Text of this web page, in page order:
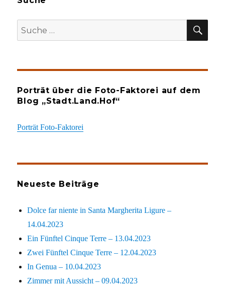
Suche
nach:
Porträt über die Foto-Faktorei auf dem
Blog „Stadt.Land.Hof“
Porträt Foto-Faktorei
Neueste Beiträge
Dolce far niente in Santa Margherita Ligure –
14.04.2023
Ein Fünftel Cinque Terre – 13.04.2023
Zwei Fünftel Cinque Terre – 12.04.2023
In Genua – 10.04.2023
Zimmer mit Aussicht – 09.04.2023